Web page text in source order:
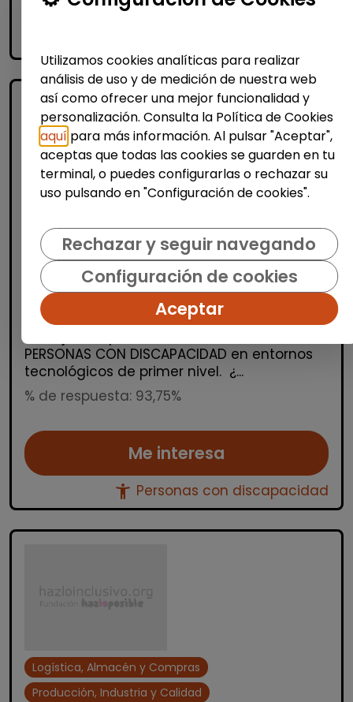
Administrador/a de sistemas junior -
discapacidad (madrid)
FUNDACIÓN GOODJOB| España(Madrid)
¿Quiénes somos? En Fundación GoodJob
PERSONAS CON DISCAPACIDAD en entornos
tecnológicos de primer nivel. ¿...
% de respuesta: 93,75%
Me interesa
accessibility_new Personas con discapacidad
Logística, Almacén y Compras
Producción, Industria y Calidad
Utilizamos cookies analíticas para realizar
análisis de uso y de medición de nuestra web
así como ofrecer una mejor funcionalidad y
personalización. Consulta la Política de Cookies
aquí para más información. Al pulsar "Aceptar",
aceptas que todas las cookies se guarden en tu
terminal, o puedes configurarlas o rechazar su
uso pulsando en "Configuración de cookies".
Rechazar y seguir navegando
Configuración de cookies
Aceptar